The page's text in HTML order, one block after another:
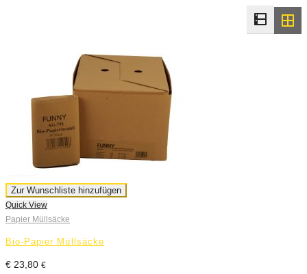
Zur Wunschliste hinzufügen
Quick View
Papier Müllsäcke
Bio-Papier Müllsäcke
€ 23,80 €